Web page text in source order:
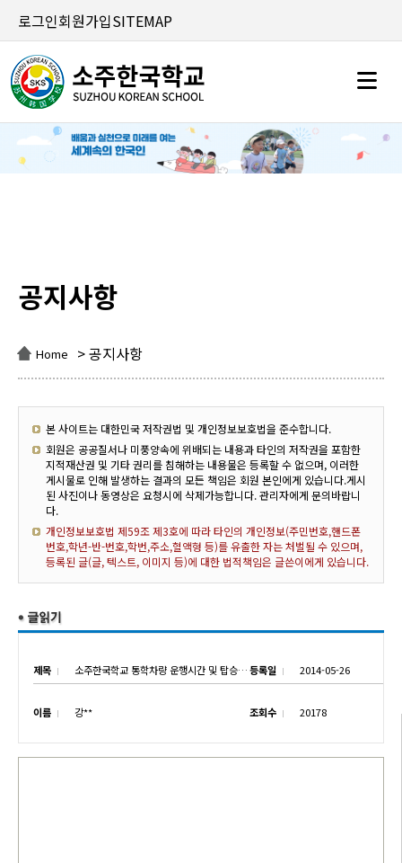
로그인회원가입SITEMAP
공지사항
Home > 공지사항
본 사이트는 대한민국 저작권법 및 개인정보보호법을 준수합니다.
회원은 공공질서나 미풍양속에 위배되는 내용과 타인의 저작권을 포함한
지적재산권 및 기타 권리를 침해하는 내용물은 등록할 수 없으며, 이러한
게시물로 인해 발생하는 결과의 모든 책임은 회원 본인에게 있습니다.게시
된 사진이나 동영상은 요청시에 삭제가능합니다. 관리자에게 문의바랍니
다.
개인정보보호법 제59조 제3호에 따라 타인의 개인정보(주민번호,핸드폰
번호,학년-반-번호,학번,주소,혈액형 등)를 유출한 자는 처벌될 수 있으며,
등록된 글(글, 텍스트, 이미지 등)에 대한 법적책임은 글쓴이에게 있습니다.
제목 소주한국학교 통학차량 운행시간 및 탑승위치 안내등록일 2014-05-26
이름 강** 조회수 20178